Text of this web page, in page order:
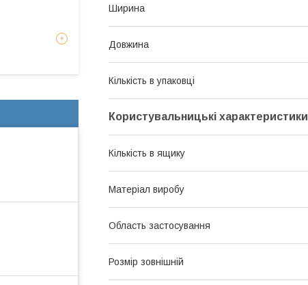
Ширина
Довжина
Кількість в упаковці
Користувальницькі характеристики
Кількість в ящику
Матеріал виробу
Область застосування
Розмір зовнішній